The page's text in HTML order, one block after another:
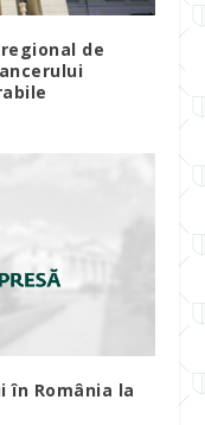
de
în România la